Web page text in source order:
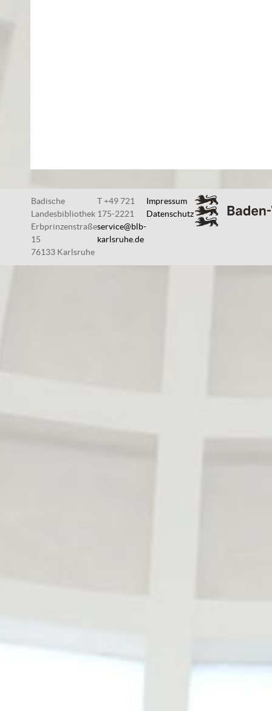
Badische
Landesbibliothek
Erbprinzenstraße
15
76133 Karlsruhe
T +49 721
175-2221
service@blb-
karlsruhe.de
Impressum
Datenschutz